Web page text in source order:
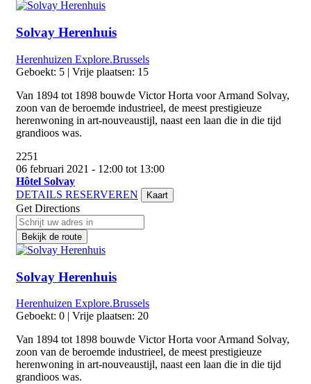
Solvay Herenhuis
Herenhuizen Explore.Brussels
Geboekt: 5 | Vrije plaatsen: 15
Van 1894 tot 1898 bouwde Victor Horta voor Armand Solvay,
zoon van de beroemde industrieel, de meest prestigieuze
herenwoning in art-nouveaustijl, naast een laan die in die tijd
grandioos was.
2251
06 februari 2021 - 12:00 tot 13:00
Hôtel Solvay
DETAILS RESERVEREN Kaart
Get Directions
Bekijk de route
Solvay Herenhuis
Herenhuizen Explore.Brussels
Geboekt: 0 | Vrije plaatsen: 20
Van 1894 tot 1898 bouwde Victor Horta voor Armand Solvay,
zoon van de beroemde industrieel, de meest prestigieuze
herenwoning in art-nouveaustijl, naast een laan die in die tijd
grandioos was.